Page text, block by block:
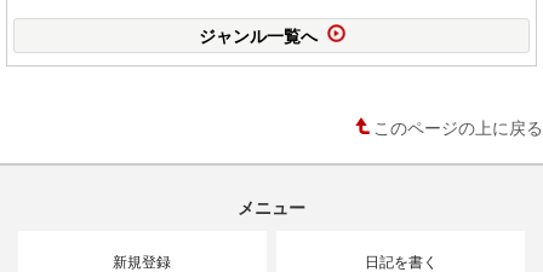
ジャンル一覧へ
このページの上に戻る
メニュー
新規登録 日記を書く